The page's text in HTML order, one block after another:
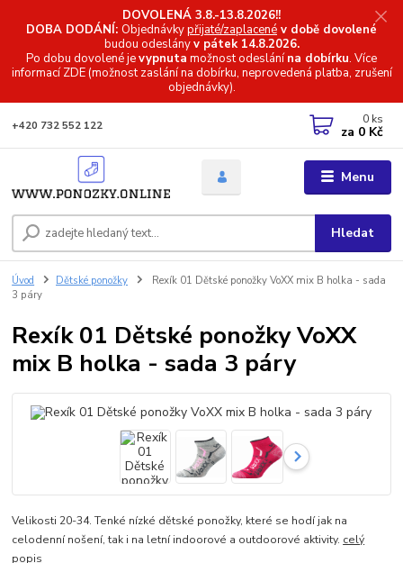
DOVOLENÁ 3.8.-13.8.2026!!
DOBA DODÁNÍ: Objednávkypřijaté/zaplacené v době dovolené
budou odeslányv pátek 14.8.2026.
Po dobu dovolené jevypnuta možnost odeslánína dobírku. Více
informacíZDE (možnost zaslání na dobírku, neprovedená platba, zrušení
objednávky).
Menu
Hledat
+420 732 552 122 0 ks
za 0 Kč
Úvod Dětské ponožky
Rexík 01 Dětské ponožky VoXX mix B holka - sada
3 páry
Rexík 01 Dětské ponožky VoXX
mix B holka - sada 3 páry
Velikosti 20-34. Tenké nízké dětské ponožky, které se hodí jak na
celodenní nošení, tak i na letní indoorové a outdoorové aktivity. celý
popis